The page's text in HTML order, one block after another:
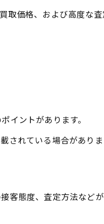
取価格、および高度な
イントがあります。
されている場合があり
客態度、査定方法など